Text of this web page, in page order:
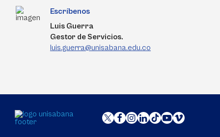
Escríbenos
Luis Guerra
Gestor de Servicios.
luis.guerra@unisabana.edu.co